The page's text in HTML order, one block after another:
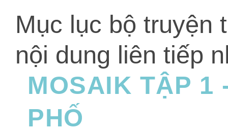
Mục lục bộ truyện
nội dung liên tiếp
MOSAIK TẬP 1
PHỐ